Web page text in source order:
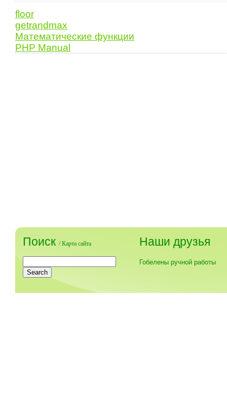
floor
getrandmax
Математические функции
PHP Manual
Поиск /Карта сайта Наши друзья
Гобелены ручной работы